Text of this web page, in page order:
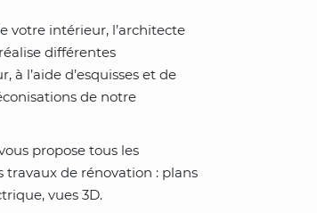
votre intérieur, l’architecte
différentes
à l’aide d’esquisses et de
de notre
propose tous les
travaux de rénovation : plans
vues 3D.